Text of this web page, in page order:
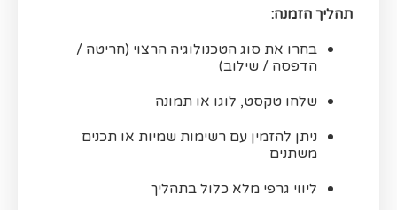
תהליך הזמנה:
בחרו את סוג הטכנולוגיה הרצוי (חריטה /
הדפסה / שילוב)
שלחו טקסט, לוגו או תמונה
ניתן להזמין עם רשימות שמיות או תכנים
משתנים
ליווי גרפי מלא כלול בתהליך